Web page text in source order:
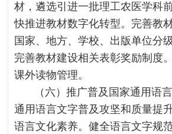
材，遴选引进一批理工农医学科
快推进教材数字化转型。完善教
国家、地方、学校、出版单位分
完善教材建设相关表彰奖励制度
课外读物管理。
（六）推广普及国家通用语
通用语言文字普及攻坚和质量提
语言文化素养。健全语言文字规